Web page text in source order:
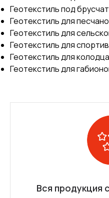
Геотекстиль под
Геотекстиль для
Геотекстиль для
Геотекстиль для
Геотекстиль для колодца
Геотекстиль для
Вся продукция